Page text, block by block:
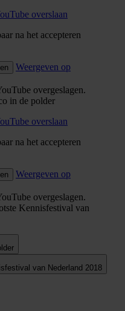
overslaan
na het accepteren
Weergeven op
overgeslagen.
in de polder
overslaan
na het accepteren
Weergeven op
overgeslagen.
Kennisfestival van
van Nederland 2018